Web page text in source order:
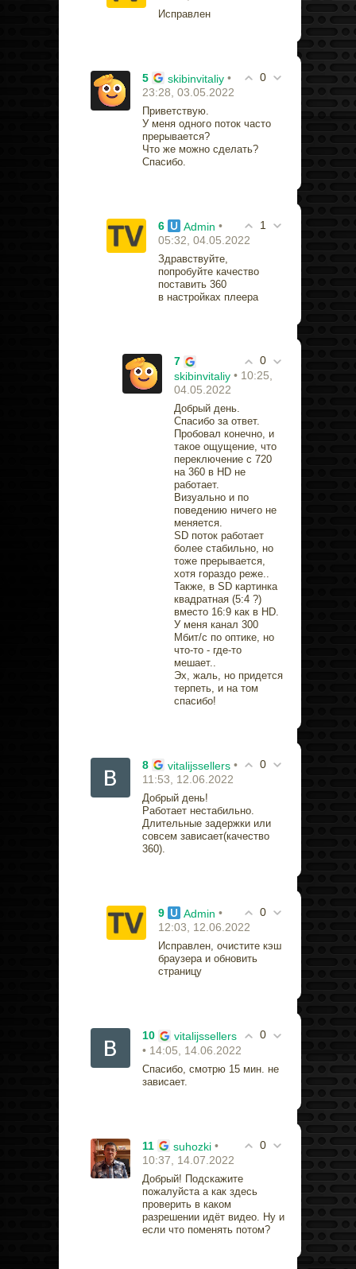
Исправлен
0
5 skibinvitaliy •
23:28, 03.05.2022
Приветствую.
У меня одного поток часто
прерывается?
Что же можно сделать?
Спасибо.
1
6 Admin •
05:32, 04.05.2022
Здравствуйте,
попробуйте качество
поставить 360
в настройках плеера
0
7
skibinvitaliy • 10:25,
04.05.2022
Добрый день.
Спасибо за ответ.
Пробовал конечно, и
такое ощущение, что
переключение с 720
на 360 в HD не
работает.
Визуально и по
поведению ничего не
меняется.
SD поток работает
более стабильно, но
тоже прерывается,
хотя гораздо реже..
Также, в SD картинка
квадратная (5:4 ?)
вместо 16:9 как в HD.
У меня канал 300
Мбит/с по оптике, но
что-то - где-то
мешает..
Эх, жаль, но придется
терпеть, и на том
спасибо!
0
8 vitalijssellers •
11:53, 12.06.2022
Добрый день!
Работает нестабильно.
Длительные задержки или
совсем зависает(качество
360).
0
9 Admin •
12:03, 12.06.2022
Исправлен, очистите кэш
браузера и обновить
страницу
0
10
vitalijssellers
• 14:05, 14.06.2022
Спасибо, смотрю 15 мин. не
зависает.
0
11 suhozki •
10:37, 14.07.2022
Добрый! Подскажите
пожалуйста а как здесь
проверить в каком
разрешении идёт видео. Ну и
если что поменять потом?